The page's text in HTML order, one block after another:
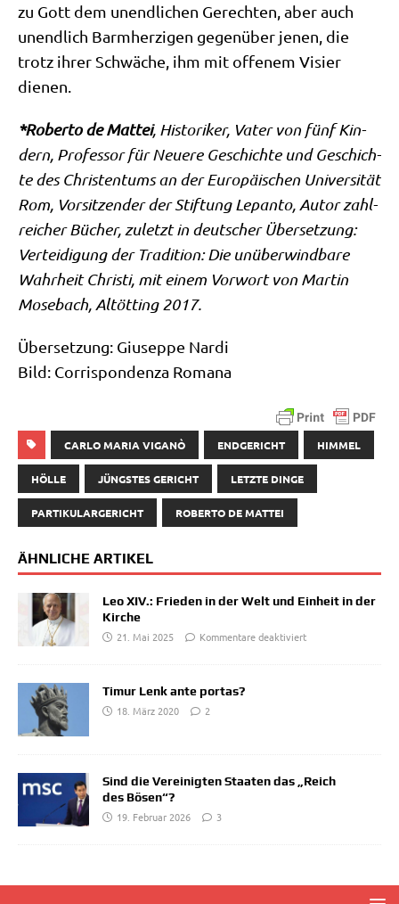
zu Gott dem unend­li­chen Gerech­ten, aber auch
unend­lich Barm­her­zi­gen gegen­über jenen, die
trotz ihrer Schwä­che, ihm mit offe­nem Visier
dienen.
*Rober­to de Mat­tei, Histo­ri­ker, Vater von fünf Kin­
dern, Pro­fes­sor für Neue­re Geschich­te und Geschich­
te des Chri­sten­tums an der Euro­päi­schen Uni­ver­si­tät
Rom, Vor­sit­zen­der der Stif­tung Lepan­to, Autor zahl­
rei­cher Bücher, zuletzt in deut­scher Über­set­zung:
Ver­tei­di­gung der Tra­di­ti­on: Die unüber­wind­ba­re
Wahr­heit Chri­sti, mit einem Vor­wort von Mar­tin
Mose­bach, Alt­öt­ting 2017.
Über­set­zung: Giu­sep­pe Nardi
Bild: Cor­ri­spon­den­za Romana
CARLO MARIA VIGANÒ ENDGERICHT HIMMEL
HÖLLE JÜNGSTES GERICHT LETZTE DINGE
PARTIKULARGERICHT ROBERTO DE MATTEI
ÄHNLICHE ARTIKEL
Leo XIV.: Frieden in der Welt und Einheit in der
Kirche
21. Mai 2025
Kommentare deaktiviert
Timur Lenk ante portas?
18. März 2020
2
Sind die Vereinigten Staaten das „Reich
des Bösen“?
19. Februar 2026
3